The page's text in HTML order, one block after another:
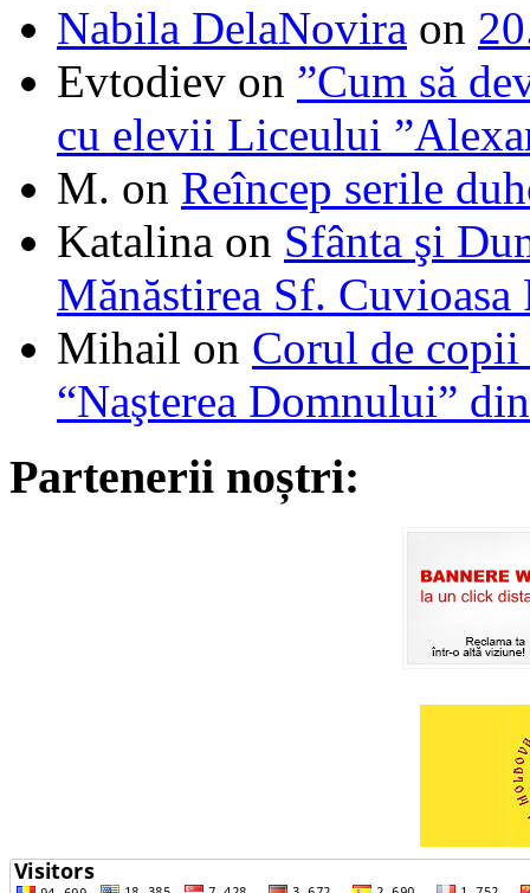
Nabila DelaNovira on
Evtodiev on ”Cum să
cu elevii Liceului
M. on Reîncep serile
Katalina on Sfânta şi
Mănăstirea Sf. Cuvioasa
Mihail on Corul de
“Naşterea Domnului”
Partenerii noștri: